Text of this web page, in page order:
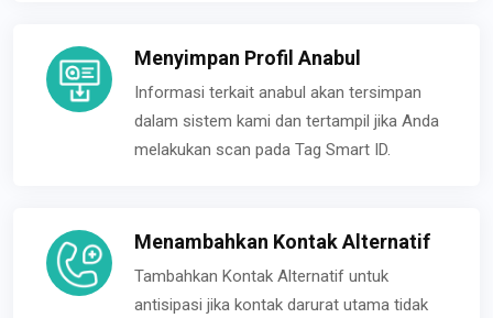
Menyimpan Profil Anabul
Informasi terkait anabul akan tersimpan
dalam sistem kami dan tertampil jika Anda
melakukan scan pada Tag Smart ID.
Menambahkan Kontak Alternatif
Tambahkan Kontak Alternatif untuk
antisipasi jika kontak darurat utama tidak